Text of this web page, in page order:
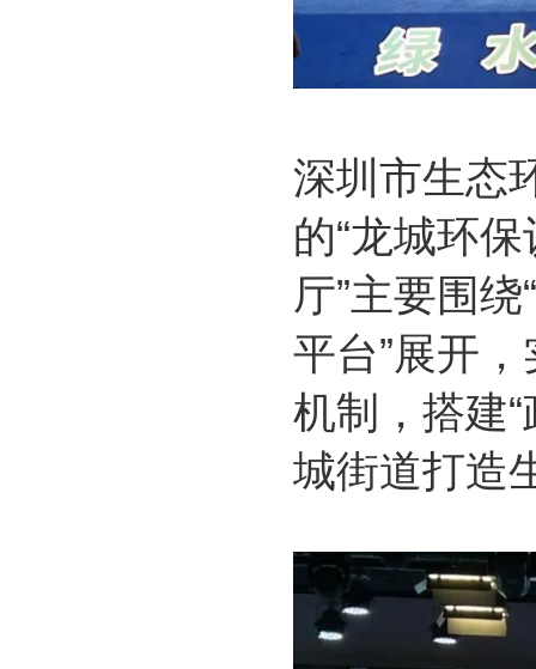
深圳市生态
的“龙城环
厅”主要围
平台”展开，
机制，搭建
城街道打造